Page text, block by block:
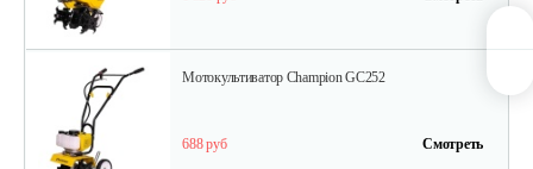
Мотокультиватор Champion GC252
688 руб Смотреть